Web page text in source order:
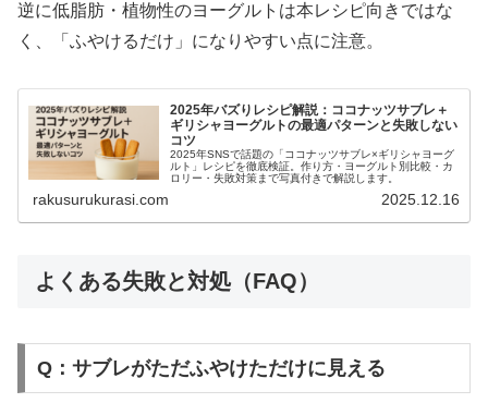
逆に低脂肪・植物性のヨーグルトは本レシピ向きではな
く、「ふやけるだけ」になりやすい点に注意。
2025年バズりレシピ解説：ココナッツサブレ＋
ギリシャヨーグルトの最適パターンと失敗しない
コツ
2025年SNSで話題の「ココナッツサブレ×ギリシャヨーグ
ルト」レシピを徹底検証。作り方・ヨーグルト別比較・カ
ロリー・失敗対策まで写真付きで解説します。
rakusurukurasi.com 2025.12.16
よくある失敗と対処（FAQ）
Q：サブレがただふやけただけに見える